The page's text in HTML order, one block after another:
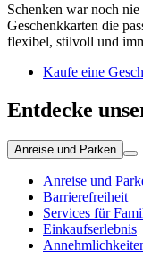
Schenken war noch
Geschenkkarten die
flexibel, stilvoll und
Kaufe eine
Entdecke
Anreise und Parken
Anreise und
Barrierefreiheit
Services für
Einkaufserlebnis